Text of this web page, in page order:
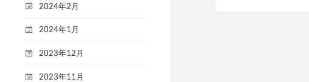
2024年2月
2024年1月
2023年12月
2023年11月